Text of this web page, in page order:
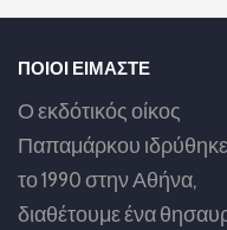
ΠΟΙΟΙ ΕΙΜΑΣΤΕ
Ο εκδότικός οίκος
Παπαμάρκου ιδρύθηκε
το 1990 στην Αθήνα,
διαθέτουμε ένα